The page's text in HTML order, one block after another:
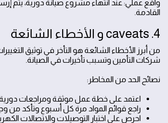
واقع عملي: عند انتهاء مشروع صيانة دورية، يتم
القادمة.
4. caveats و الأخطاء الشائعة
من أبرز الأخطاء الشائعة هو التأخر في توثيق
شركات التأمين وتسبب تأخيرات في الصيانة.
نصائح الحد من المخاطر:
اعتمد على خطة عمل موثقة ومراجعات
راجع قوائم المواد مرة كل أسبوع وتأكد من
احرص على اختبار التوصيلات والاتصالات